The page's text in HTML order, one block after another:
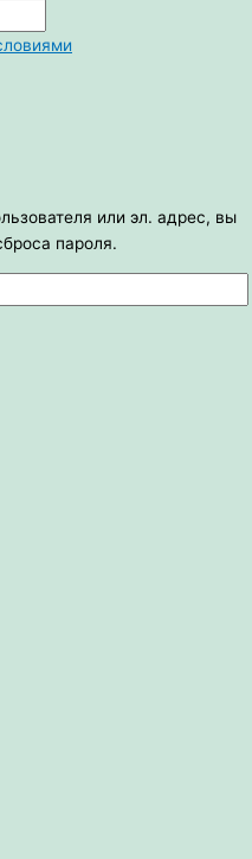
или эл. адрес, вы
пароля.